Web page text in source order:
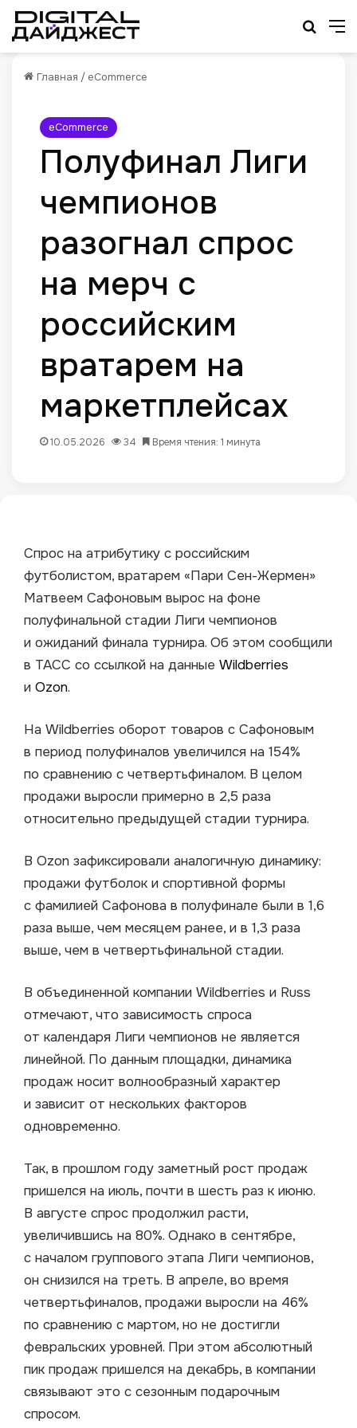
Главная / eCommerce
eCommerce
Полуфинал Лиги
чемпионов
разогнал спрос
на мерч с
российским
вратарем на
маркетплейсах
10.05.2026 34 Время чтения: 1 минута
Спрос на атрибутику с российским
футболистом, вратарем «Пари Сен-Жермен»
Матвеем Сафоновым вырос на фоне
полуфинальной стадии Лиги чемпионов
и ожиданий финала турнира. Об этом сообщили
в ТАСС со ссылкой на данные Wildberries
и Ozon.
На Wildberries оборот товаров с Сафоновым
в период полуфиналов увеличился на 154%
по сравнению с четвертьфиналом. В целом
продажи выросли примерно в 2,5 раза
относительно предыдущей стадии турнира.
В Ozon зафиксировали аналогичную динамику:
продажи футболок и спортивной формы
с фамилией Сафонова в полуфинале были в 1,6
раза выше, чем месяцем ранее, и в 1,3 раза
выше, чем в четвертьфинальной стадии.
В объединенной компании Wildberries и Russ
отмечают, что зависимость спроса
от календаря Лиги чемпионов не является
линейной. По данным площадки, динамика
продаж носит волнообразный характер
и зависит от нескольких факторов
одновременно.
Так, в прошлом году заметный рост продаж
пришелся на июль, почти в шесть раз к июню.
В августе спрос продолжил расти,
увеличившись на 80%. Однако в сентябре,
с началом группового этапа Лиги чемпионов,
он снизился на треть. В апреле, во время
четвертьфиналов, продажи выросли на 46%
по сравнению с мартом, но не достигли
февральских уровней. При этом абсолютный
пик продаж пришелся на декабрь, в компании
связывают это с сезонным подарочным
спросом.